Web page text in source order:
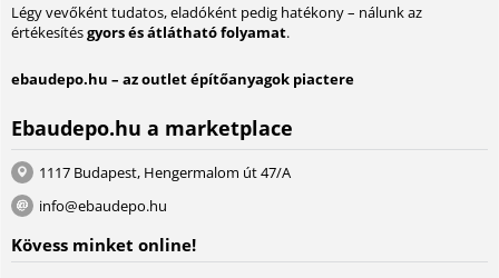
Légy vevőként tudatos, eladóként pedig hatékony – nálunk az
értékesítésgyors és átlátható folyamat.
ebaudepo.hu – az outlet építőanyagok piactere
Ebaudepo.hu a marketplace
1117 Budapest, Hengermalom út 47/A
info@ebaudepo.hu
Kövess minket online!